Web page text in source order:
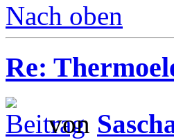
Nach oben
Re:
von